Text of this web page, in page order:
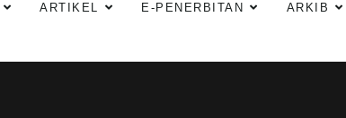
ARTIKEL E-PENERBITAN ARKIB